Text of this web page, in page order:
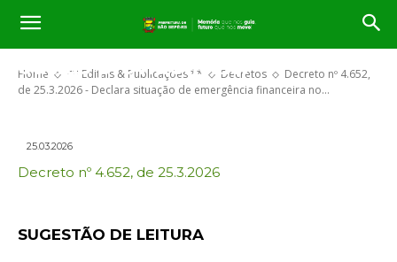
Home ** Editais & Publicações ** Decretos
Decreto nº 4.652,
de 25.3.2026 - Declara situação de emergência financeira no...
entes federados, reduz serviços
e despesas administrativas. Dá
outras providências.
25.03.2026
Decreto nº 4.652, de 25.3.2026
SUGESTÃO DE LEITURA